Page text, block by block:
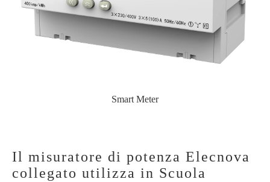
Smart Meter
Il misuratore di potenza Elecnova
collegato utilizza in Scuola